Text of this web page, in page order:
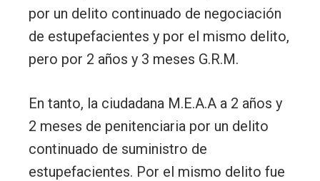
por un delito continuado de negociación
de estupefacientes y por el mismo delito,
pero por 2 años y 3 meses G.R.M.
En tanto, la ciudadana M.E.A.A a 2 años y
2 meses de penitenciaria por un delito
continuado de suministro de
estupefacientes. Por el mismo delito fue